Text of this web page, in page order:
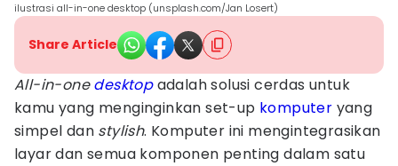
ilustrasi all-in-one desktop (unsplash.com/Jan Losert)
Share Article
All-in-onedesktopadalah solusi cerdas untuk
kamu yang menginginkan set-up komputer yang
simpel dan stylish. Komputer ini mengintegrasikan
layar dan semua komponen penting dalam satu